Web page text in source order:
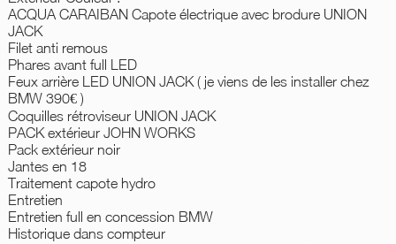
ACQUA CARAIBAN Capote électrique avec brodure UNION
JACK
Filet anti remous
Phares avant full LED
Feux arrière LED UNION JACK ( je viens de les installer chez
BMW 390€ )
Coquilles rétroviseur UNION JACK
PACK extérieur JOHN WORKS
Pack extérieur noir
Jantes en 18
Traitement capote hydro
Entretien
Entretien full en concession BMW
Historique dans compteur